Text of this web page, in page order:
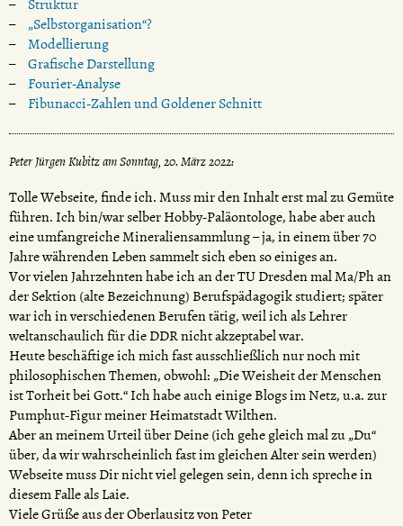
Struktur
„Selbstorganisation“?
Modellierung
Grafische Darstellung
Fourier-Analyse
Fibunacci-Zahlen und Goldener Schnitt
Peter Jürgen Kubitz am Sonntag, 20. März 2022:
Tolle Webseite, finde ich. Muss mir den Inhalt erst mal zu Gemüte
führen. Ich bin/war selber Hobby-Paläontologe, habe aber auch
eine umfangreiche Mineraliensammlung – ja, in einem über 70
Jahre währenden Leben sammelt sich eben so einiges an.
Vor vielen Jahrzehnten habe ich an der TU Dresden mal Ma/Ph an
der Sektion (alte Bezeichnung) Berufspädagogik studiert; später
war ich in verschiedenen Berufen tätig, weil ich als Lehrer
weltanschaulich für die DDR nicht akzeptabel war.
Heute beschäftige ich mich fast ausschließlich nur noch mit
philosophischen Themen, obwohl: „Die Weisheit der Menschen
ist Torheit bei Gott.“ Ich habe auch einige Blogs im Netz, u.a. zur
Pumphut-Figur meiner Heimatstadt Wilthen.
Aber an meinem Urteil über Deine (ich gehe gleich mal zu „Du“
über, da wir wahrscheinlich fast im gleichen Alter sein werden)
Webseite muss Dir nicht viel gelegen sein, denn ich spreche in
diesem Falle als Laie.
Viele Grüße aus der Oberlausitz von Peter